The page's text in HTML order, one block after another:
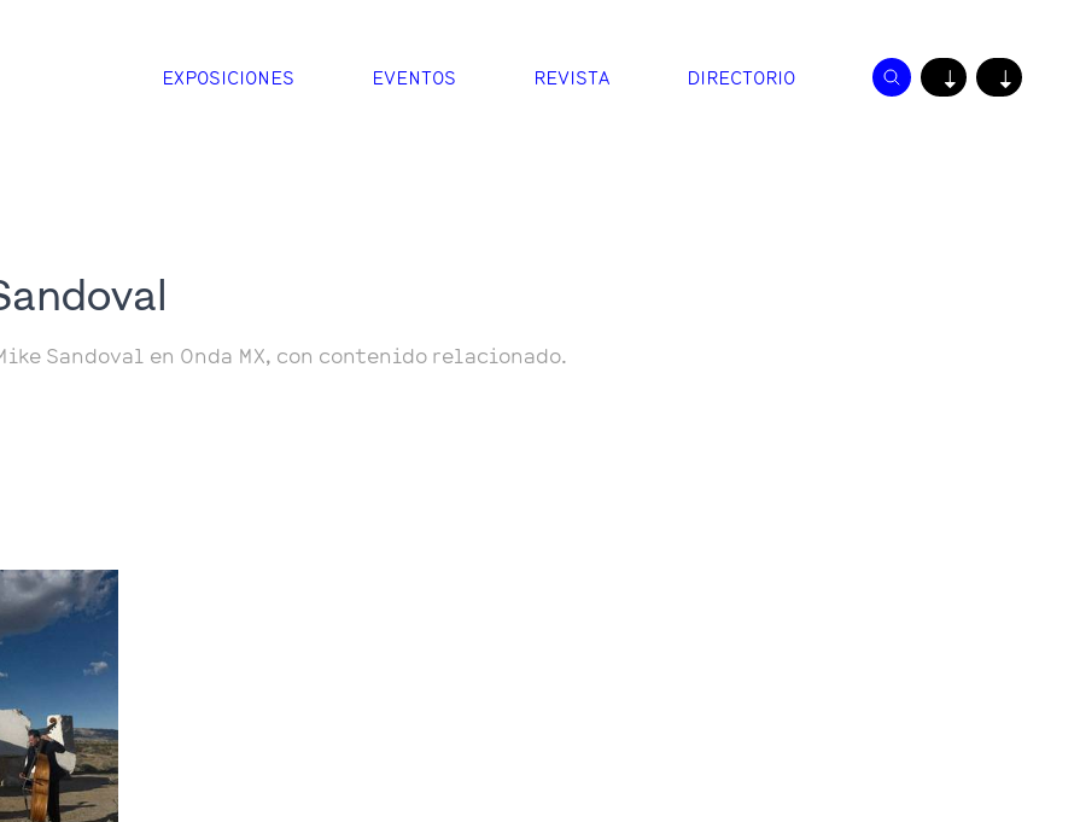
EXPOSICIONES EVENTOS REVISTA DIRECTORIO ↓ ↓
Sandoval en Onda MX, con contenido relacionado.